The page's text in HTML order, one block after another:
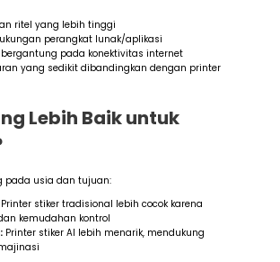
ritel yang lebih tinggi
perangkat lunak/aplikasi
pada konektivitas internet
yang sedikit dibandingkan dengan printer
Lebih Baik untuk
pada usia dan tujuan:
Printer stiker tradisional lebih cocok karena
kemudahan kontrol
Printer stiker AI lebih menarik, mendukung